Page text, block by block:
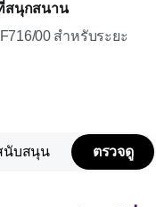
สนุกสนาน
00 สำหรับระยะ
นับสนุน ตรวจดู